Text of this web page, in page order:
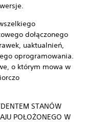
dołączonego
uaktualnień,
oprogramowania.
o którym mowa w
STANÓW
POŁOŻONEGO W